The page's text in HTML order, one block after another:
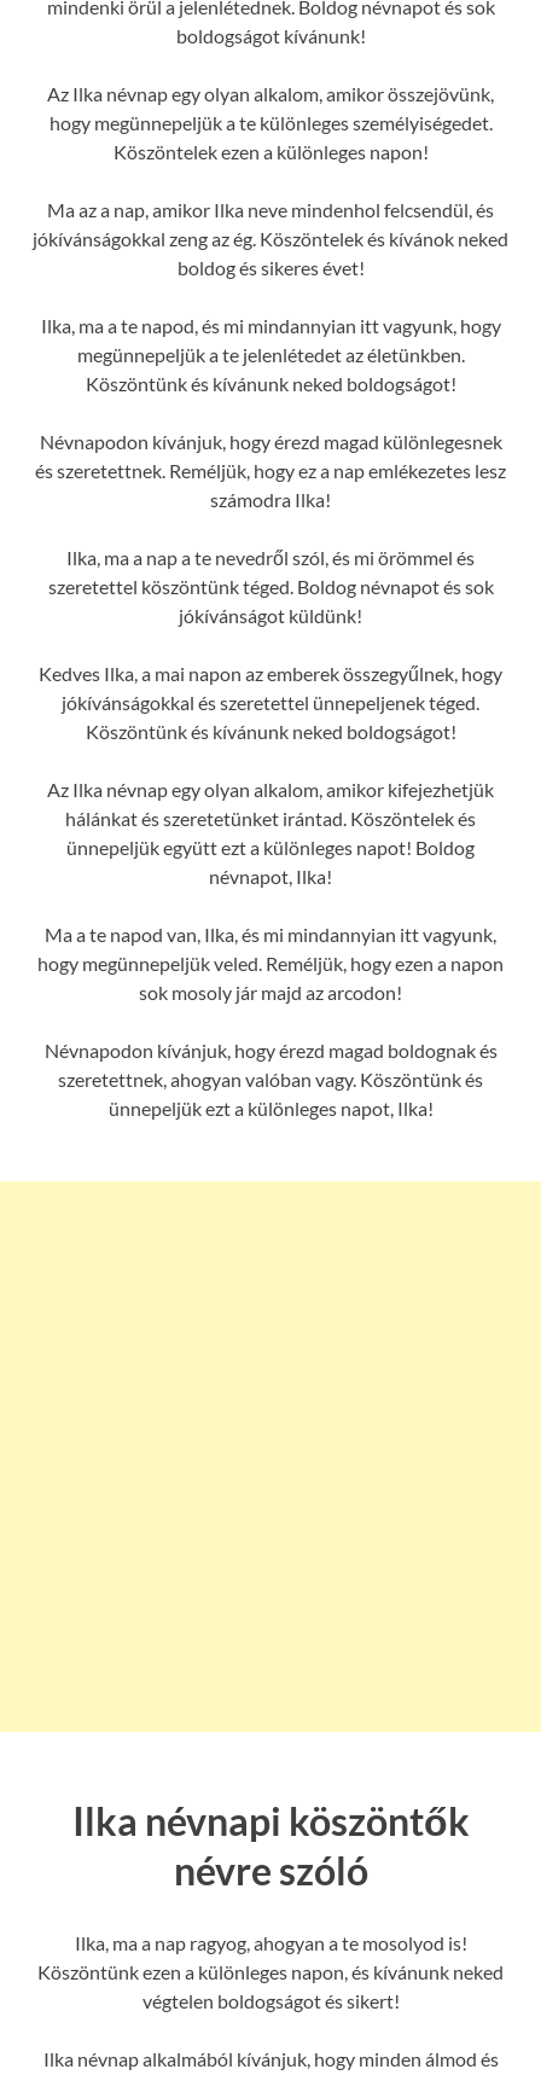
mindenki örül a jelenlétednek. Boldog névnapot és sok
boldogságot kívánunk!
Az Ilka névnap egy olyan alkalom, amikor összejövünk,
hogy megünnepeljük a te különleges személyiségedet.
Köszöntelek ezen a különleges napon!
Ma az a nap, amikor Ilka neve mindenhol felcsendül, és
jókívánságokkal zeng az ég. Köszöntelek és kívánok neked
boldog és sikeres évet!
Ilka, ma a te napod, és mi mindannyian itt vagyunk, hogy
megünnepeljük a te jelenlétedet az életünkben.
Köszöntünk és kívánunk neked boldogságot!
Névnapodon kívánjuk, hogy érezd magad különlegesnek
és szeretettnek. Reméljük, hogy ez a nap emlékezetes lesz
számodra Ilka!
Ilka, ma a nap a te nevedről szól, és mi örömmel és
szeretettel köszöntünk téged. Boldog névnapot és sok
jókívánságot küldünk!
Kedves Ilka, a mai napon az emberek összegyűlnek, hogy
jókívánságokkal és szeretettel ünnepeljenek téged.
Köszöntünk és kívánunk neked boldogságot!
Az Ilka névnap egy olyan alkalom, amikor kifejezhetjük
hálánkat és szeretetünket irántad. Köszöntelek és
ünnepeljük együtt ezt a különleges napot! Boldog
névnapot, Ilka!
Ma a te napod van, Ilka, és mi mindannyian itt vagyunk,
hogy megünnepeljük veled. Reméljük, hogy ezen a napon
sok mosoly jár majd az arcodon!
Névnapodon kívánjuk, hogy érezd magad boldognak és
szeretettnek, ahogyan valóban vagy. Köszöntünk és
ünnepeljük ezt a különleges napot, Ilka!
Ilka névnapi köszöntők
névre szóló
Ilka, ma a nap ragyog, ahogyan a te mosolyod is!
Köszöntünk ezen a különleges napon, és kívánunk neked
végtelen boldogságot és sikert!
Ilka névnap alkalmából kívánjuk, hogy minden álmod és